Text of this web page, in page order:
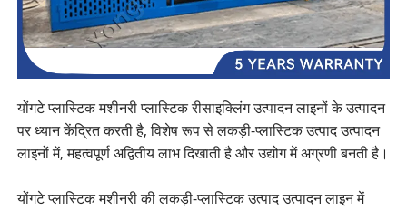
योंगटे प्लास्टिक मशीनरी प्लास्टिक रीसाइक्लिंग उत्पादन लाइनों के उत्पादन
पर ध्यान केंद्रित करती है, विशेष रूप से लकड़ी-प्लास्टिक उत्पाद उत्पादन
लाइनों में, महत्वपूर्ण अद्वितीय लाभ दिखाती है और उद्योग में अग्रणी बनती है।
योंगटे प्लास्टिक मशीनरी की लकड़ी-प्लास्टिक उत्पाद उत्पादन लाइन में